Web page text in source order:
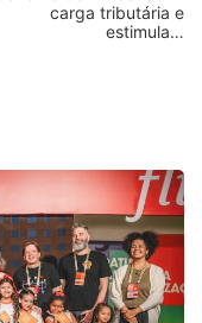
carga tributária e
estimula…